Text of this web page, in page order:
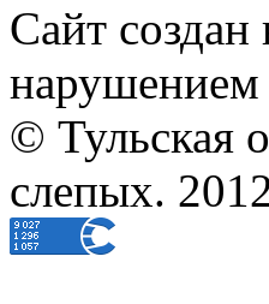
Сайт
нарушением
© Тульская
слепых.